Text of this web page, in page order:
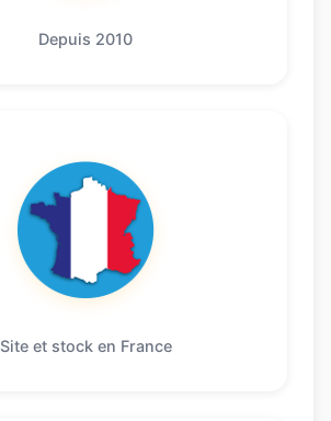
Depuis 2010
Site et stock en France